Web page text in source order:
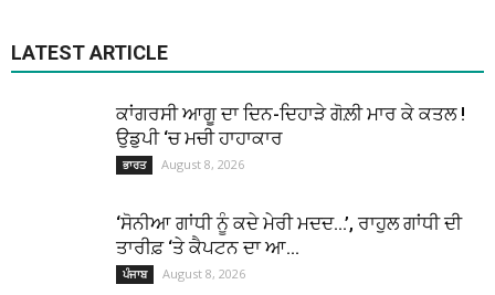
LATEST ARTICLE
ਕਾਂਗਰਸੀ ਆਗੂ ਦਾ ਦਿਨ-ਦਿਹਾੜੇ ਗੋਲ਼ੀ ਮਾਰ ਕੇ ਕਤਲ !
ਉਡੁਪੀ ‘ਚ ਮਚੀ ਹਾਹਾਕਾਰ
ਭਾਰਤ August 8, 2026
‘ਸੋਨੀਆ ਗਾਂਧੀ ਨੂੰ ਕਦੇ ਮੇਰੀ ਮਦਦ…’, ਰਾਹੁਲ ਗਾਂਧੀ ਦੀ
ਤਾਰੀਫ਼ ‘ਤੇ ਕੈਪਟਨ ਦਾ ਆ...
ਪੰਜਾਬ August 8, 2026